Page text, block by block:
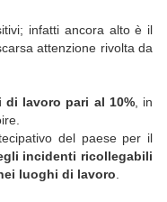
infatti ancora alto è il
attenzione rivolta da
lavoro pari al 10%, in
del paese per il
incidenti ricollegabili
luoghi di lavoro